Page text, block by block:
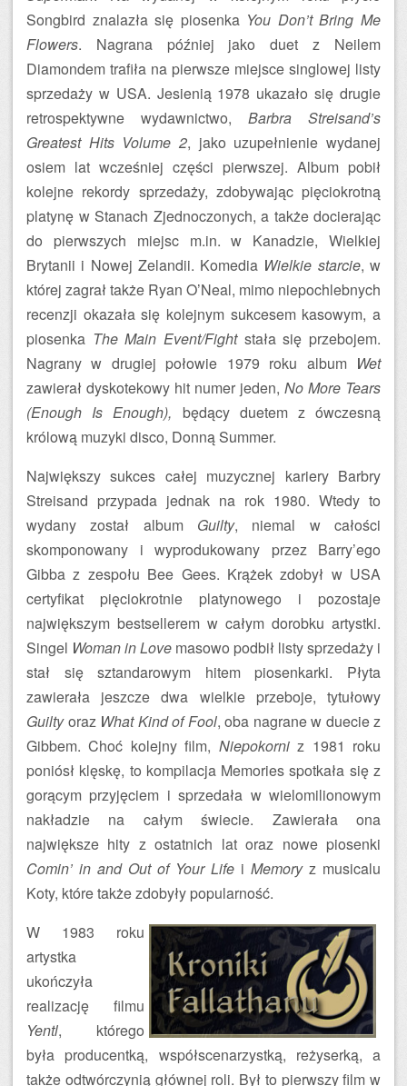
Songbird znalazła się piosenka You Don’t Bring Me
Flowers. Nagrana później jako duet z Neilem
Diamondem trafiła na pierwsze miejsce singlowej listy
sprzedaży w USA. Jesienią 1978 ukazało się drugie
retrospektywne wydawnictwo, Barbra Streisand’s
Greatest Hits Volume 2, jako uzupełnienie wydanej
osiem lat wcześniej części pierwszej. Album pobił
kolejne rekordy sprzedaży, zdobywając pięciokrotną
platynę w Stanach Zjednoczonych, a także docierając
do pierwszych miejsc m.in. w Kanadzie, Wielkiej
Brytanii i Nowej Zelandii. Komedia Wielkie starcie, w
której zagrał także Ryan O’Neal, mimo niepochlebnych
recenzji okazała się kolejnym sukcesem kasowym, a
piosenka The Main Event/Fightstała się przebojem.
Nagrany w drugiej połowie 1979 roku album Wet
zawierał dyskotekowy hit numer jeden, No More Tears
(Enough Is Enough), będący duetem z ówczesną
królową muzyki disco, Donną Summer.
Największy sukces całej muzycznej kariery Barbry
Streisand przypada jednak na rok 1980. Wtedy to
wydany został album Guilty, niemal w całości
skomponowany i wyprodukowany przez Barry’ego
Gibba z zespołu Bee Gees. Krążek zdobył w USA
certyfikat pięciokrotnie platynowego i pozostaje
największym bestsellerem w całym dorobku artystki.
Singel Woman in Love masowo podbił listy sprzedaży i
stał się sztandarowym hitem piosenkarki. Płyta
zawierała jeszcze dwa wielkie przeboje, tytułowy
Guiltyoraz What Kind of Fool, oba nagrane w duecie z
Gibbem. Choć kolejny film, Niepokorniz 1981 roku
poniósł klęskę, to kompilacja Memories spotkała się z
gorącym przyjęciem i sprzedała w wielomilionowym
nakładzie na całym świecie. Zawierała ona
największe hity z ostatnich lat oraz nowe piosenki
Comin’ in and Out of Your Life i Memoryz musicalu
Koty, które także zdobyły popularność.
W 1983 roku
artystka
ukończyła
realizację filmu
Yentl, którego
była producentką, współscenarzystką, reżyserką, a
także odtwórczynią głównej roli. Był to pierwszy film w